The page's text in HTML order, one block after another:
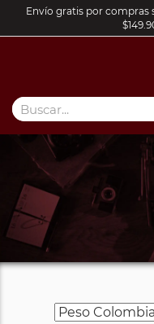
Envío gratis por compras